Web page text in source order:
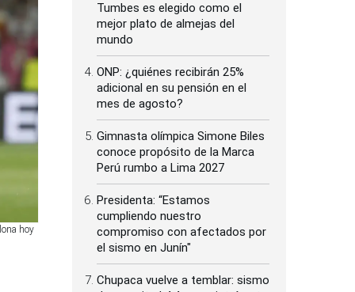
hoy
Tumbes es elegido como el
mejor plato de almejas del
mundo
ONP: ¿quiénes recibirán 25%
adicional en su pensión en el
mes de agosto?
Gimnasta olímpica Simone Biles
conoce propósito de la Marca
Perú rumbo a Lima 2027
Presidenta: “Estamos
cumpliendo nuestro
compromiso con afectados por
el sismo en Junín"
Chupaca vuelve a temblar: sismo